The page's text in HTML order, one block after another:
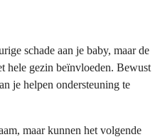
schade aan je baby, maar de
hele gezin beïnvloeden. Bewust
je helpen ondersteuning te
maar kunnen het volgende